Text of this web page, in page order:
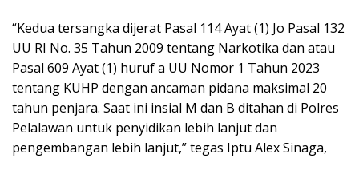
“Kedua tersangka dijerat Pasal 114 Ayat (1) Jo Pasal 132
UU RI No. 35 Tahun 2009 tentang Narkotika dan atau
Pasal 609 Ayat (1) huruf a UU Nomor 1 Tahun 2023
tentang KUHP dengan ancaman pidana maksimal 20
tahun penjara. Saat ini insial M dan B ditahan di Polres
Pelalawan untuk penyidikan lebih lanjut dan
pengembangan lebih lanjut,” tegas Iptu Alex Sinaga,